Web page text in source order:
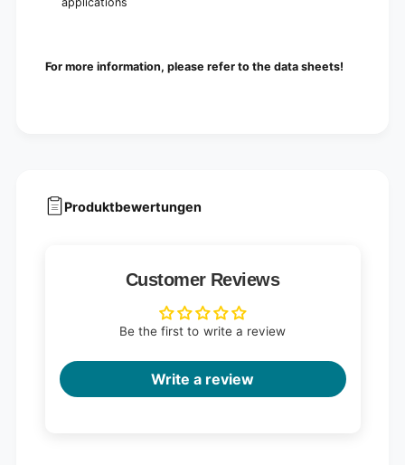
For more information, please refer to the data sheets!
Produktbewertungen
Customer Reviews
Be the first to write a review
Write a review